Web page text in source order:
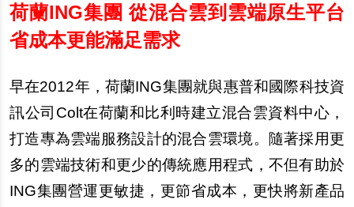
荷蘭ING集團 從混合雲到雲端原生平台
省成本更能滿足需求
早在2012年，荷蘭ING集團就與惠普和國際科技資
訊公司Colt在荷蘭和比利時建立混合雲資料中心，
打造專為雲端服務設計的混合雲環境。隨著採用更
多的雲端技術和更少的傳統應用程式，不但有助於
ING集團營運更敏捷，更節省成本，更快將新產品